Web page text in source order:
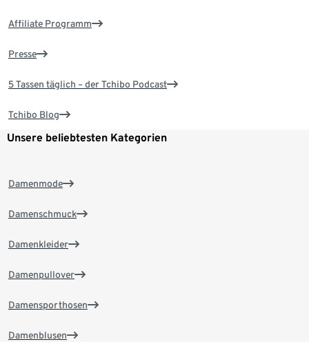
Affiliate Programm
Presse
5 Tassen täglich – der Tchibo Podcast
Tchibo Blog
Unsere beliebtesten Kategorien
Damenmode
Damenschmuck
Damenkleider
Damenpullover
Damensporthosen
Damenblusen